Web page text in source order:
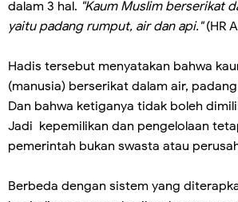
dalam 3 hal. "Kaum Muslim berserikat
yaitu padang rumput, air dan api."(HR
Hadis tersebut menyatakan bahwa
(manusia) berserikat dalam air,
Dan bahwa ketiganya tidak boleh
Jadi kepemilikan dan pengelolaan
pemerintah bukan swasta atau
Berbeda dengan sistem yang